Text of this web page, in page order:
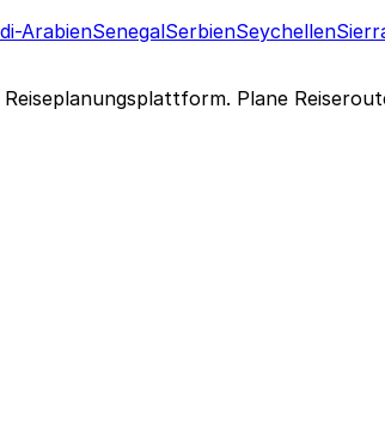
ArabienSenegalSerbienSeychellen
Plane